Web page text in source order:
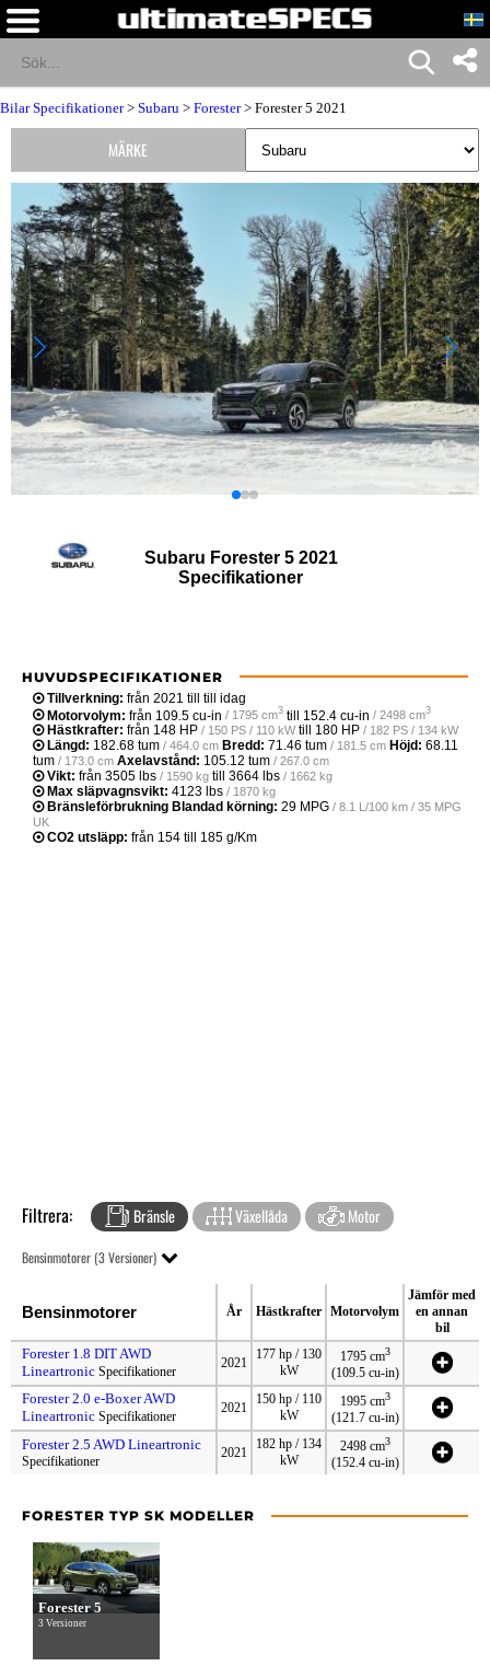
Bilar Specifikationer> Subaru > Forester> Forester 5 2021
Subaru Forester 5 2021
Specifikationer
HUVUDSPECIFIKATIONER
Tillverkning: från 2021 till till idag
Motorvolym: från 109.5 cu-in / 1795 cm3 till 152.4 cu-in / 2498 cm3
Hästkrafter: från 148 HP / 150 PS / 110 kWtill 180 HP / 182 PS / 134 kW
Längd: 182.68 tum / 464.0 cm Bredd: 71.46 tum / 181.5 cm Höjd: 68.11
tum / 173.0 cm Axelavstånd: 105.12 tum / 267.0 cm
Vikt: från 3505 lbs / 1590 kg till 3664 lbs / 1662 kg
Max släpvagnsvikt: 4123 lbs / 1870 kg
Bränsleförbrukning Blandad körning: 29 MPG / 8.1 L/100 km / 35 MPG
UK
CO2 utsläpp: från 154 till 185 g/Km
Filtrera: Bränsle Växellåda Motor
Bensinmotorer (3 Versioner)
Bensinmotorer År Hästkrafter Motorvolym
Jämför med
en annan
bil
Forester 1.8 DIT AWD
Lineartronic Specifikationer
2021
177 hp / 130
kW
1795 cm3
(109.5 cu-in)
Forester 2.0 e-Boxer AWD
Lineartronic Specifikationer
2021
150 hp / 110
kW
1995 cm3
(121.7 cu-in)
Forester 2.5 AWD Lineartronic
Specifikationer
2021
182 hp / 134
kW
2498 cm3
(152.4 cu-in)
FORESTER TYP SK MODELLER
Forester 5
3 Versioner
MÄRKE